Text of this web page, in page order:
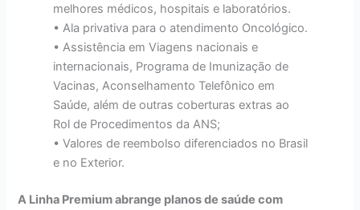
melhores médicos, hospitais e laboratórios.
• Ala privativa para o atendimento Oncológico.
• Assistência em Viagens nacionais e
internacionais, Programa de Imunização de
Vacinas, Aconselhamento Telefônico em
Saúde, além de outras coberturas extras ao
Rol de Procedimentos da ANS;
• Valores de reembolso diferenciados no Brasil
e no Exterior.
A Linha Premium abrange planos de saúde com